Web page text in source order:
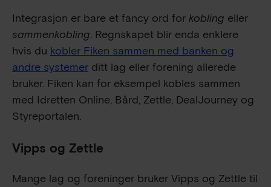
Integrasjon er bare et fancy ord for kobling eller
sammenkobling. Regnskapet blir enda enklere
hvis du kobler Fiken sammen med banken og
andre systemer ditt lag eller forening allerede
bruker. Fiken kan for eksempel kobles sammen
med Idretten Online, Bård, Zettle, DealJourney og
Styreportalen.
Vipps og Zettle
Mange lag og foreninger bruker Vipps og Zettle til